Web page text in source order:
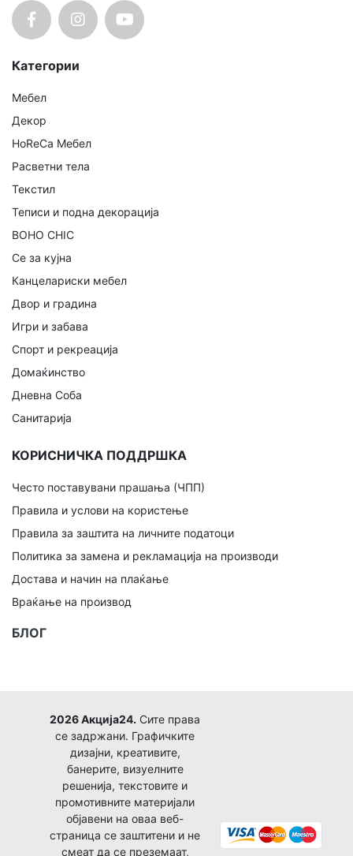
Категории
Мебел
Декор
HoReCa Мебел
Расветни тела
Текстил
Теписи и подна декорација
BOHO CHIC
Се за кујна
Канцелариски мебел
Двор и градина
Игри и забава
Спорт и рекреација
Домаќинство
Дневна Соба
Санитарија
КОРИСНИЧКА ПОДДРШКА
Често поставувани прашања (ЧПП)
Правила и услови на користење
Правила за заштита на личните податоци
Политика за замена и рекламација на производи
Достава и начин на плаќање
Враќање на производ
БЛОГ
2026 Акција24. Сите права
се задржани. Графичките
дизајни, креативите,
банерите, визуелните
решенија, текстовите и
промотивните материјали
објавени на оваа веб-
страница се заштитени и не
смеат да се преземаат,